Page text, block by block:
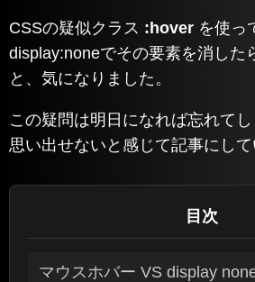
CSSの疑似クラス :hover を使っ
display:noneでその要素を消した
と、気になりました。
この疑問は明日になれば忘れて
思い出せないと感じて記事にして
目次
マウスホバー VS display